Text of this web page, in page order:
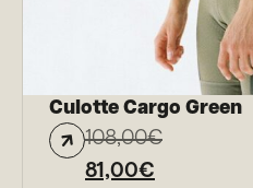
Culotte Cargo Green
108,00€
81,00€